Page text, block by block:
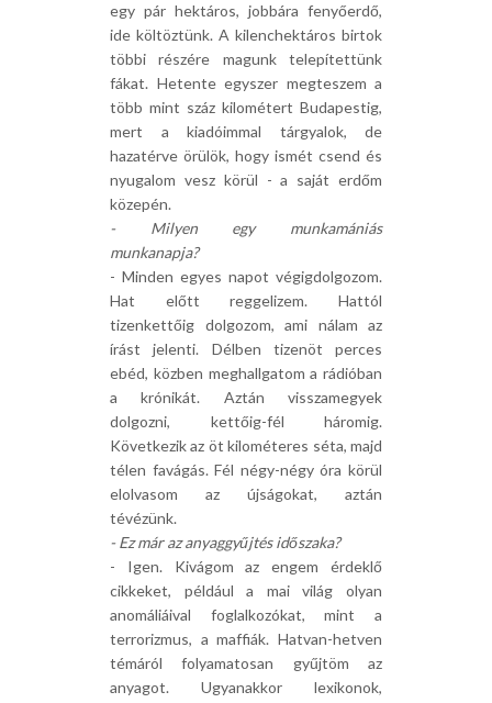
egy pár hektáros, jobbára fenyőerdő,
ide költöztünk. A kilenchektáros birtok
többi részére magunk telepítettünk
fákat. Hetente egyszer megteszem a
több mint száz kilométert Budapestig,
mert a kiadóimmal tárgyalok, de
hazatérve örülök, hogy ismét csend és
nyugalom vesz körül - a saját erdőm
közepén.
- Milyen egy munkamániás
munkanapja?
- Minden egyes napot végigdolgozom.
Hat előtt reggelizem. Hattól
tizenkettőig dolgozom, ami nálam az
írást jelenti. Délben tizenöt perces
ebéd, közben meghallgatom a rádióban
a krónikát. Aztán visszamegyek
dolgozni, kettőig-fél háromig.
Következik az öt kilométeres séta, majd
télen favágás. Fél négy-négy óra körül
elolvasom az újságokat, aztán
tévézünk.
- Ez már az anyaggyűjtés időszaka?
- Igen. Kivágom az engem érdeklő
cikkeket, például a mai világ olyan
anomáliáival foglalkozókat, mint a
terrorizmus, a maffiák. Hatvan-hetven
témáról folyamatosan gyűjtöm az
anyagot. Ugyanakkor lexikonok,